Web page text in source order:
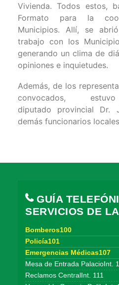
Vivienda. Todos estos,
Formato para la
Municipios. Allí, se
trabajo con los
generando un clima de
opiniones e inquietudes.
Además, de los
convocados,
diputado provincial Dr.
demás funcionarios
GUÍA
SERVICIOS DE
Bomberos100
Policía101
Emergencias Médicas107
Mesa de Entrada PalacioInt.
Reclamos CentralInt. 111